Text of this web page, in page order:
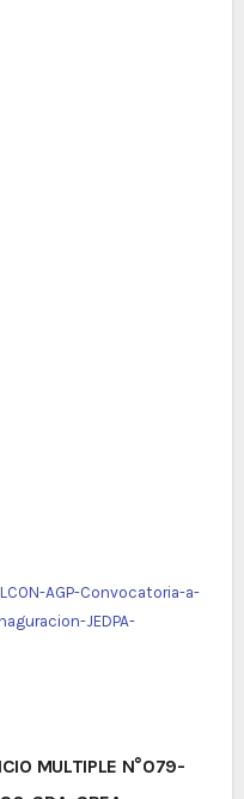
AGP-Convocatoria-a-
JEDPA-
MULTIPLE N°079-